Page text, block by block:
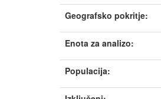
Geografsko pokritje:
Enota za analizo:
Populacija: